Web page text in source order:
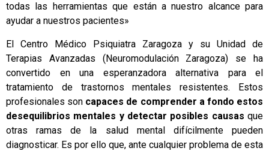
todas las herramientas que están a nuestro alcance para
ayudar a nuestros pacientes»
El Centro Médico Psiquiatra Zaragoza y su Unidad de
Terapias Avanzadas (Neuromodulación Zaragoza) se ha
convertido en una esperanzadora alternativa para el
tratamiento de trastornos mentales resistentes. Estos
profesionales son capaces de comprender a fondo estos
desequilibrios mentales y detectar posibles causas que
otras ramas de la salud mental difícilmente pueden
diagnosticar. Es por ello que, ante cualquier problema de esta